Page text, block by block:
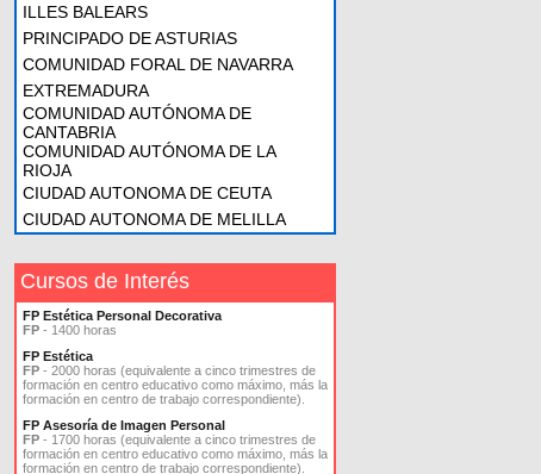
ILLES BALEARS
PRINCIPADO DE ASTURIAS
COMUNIDAD FORAL DE NAVARRA
EXTREMADURA
COMUNIDAD AUTÓNOMA DE
CANTABRIA
COMUNIDAD AUTÓNOMA DE LA
RIOJA
CIUDAD AUTONOMA DE CEUTA
CIUDAD AUTONOMA DE MELILLA
Cursos de Interés
FP Estética Personal Decorativa
FP - 1400 horas
FP Estética
FP - 2000 horas (equivalente a cinco trimestres de
formación en centro educativo como máximo, más la
formación en centro de trabajo correspondiente).
FP Asesoría de Imagen Personal
FP - 1700 horas (equivalente a cinco trimestres de
formación en centro educativo como máximo, más la
formación en centro de trabajo correspondiente).